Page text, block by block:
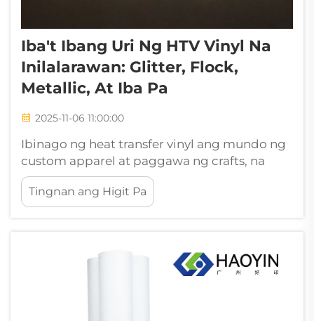
Iba't Ibang Uri Ng HTV Vinyl Na
Inilalarawan: Glitter, Flock,
Metallic, At Iba Pa
2025-11-06 11:00:00
Ibinago ng heat transfer vinyl ang mundo ng
custom apparel at paggawa ng crafts, na
nag-aalok ng walang hanggang posibilidad
para sa malikhaing pagpapahayag. Mula sa
mga propesyonal na screen printing na
sa iba't ibang uri ng HTV.
Tingnan ang Higit Pa